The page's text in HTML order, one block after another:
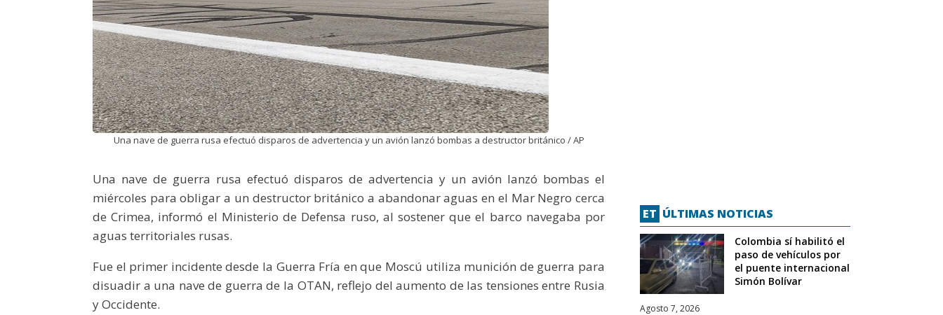
Una nave de guerra rusa efectuó disparos de advertencia y un avión lanzó bombas a destructor británico / AP
Una nave de guerra rusa efectuó disparos de advertencia y un avión lanzó bombas el
miércoles para obligar a un destructor británico a abandonar aguas en el Mar Negro cerca
de Crimea, informó el Ministerio de Defensa ruso, al sostener que el barco navegaba por
aguas territoriales rusas.
Fue el primer incidente desde la Guerra Fría en que Moscú utiliza munición de guerra para
disuadir a una nave de guerra de la OTAN, reflejo del aumento de las tensiones entre Rusia
y Occidente.
ET ÚLTIMAS NOTICIAS
Colombia sí habilitó el
paso de vehículos por
el puente internacional
Simón Bolívar
Agosto 7, 2026